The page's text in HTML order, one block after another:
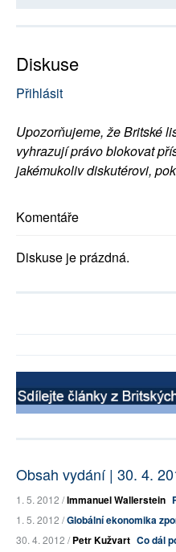
Diskuse
Přihlásit
Upozorňujeme, že Britské
vyhrazují právo blokovat
jakémukoliv diskutérovi,
Komentáře
Diskuse je prázdná.
Obsah vydání | 30. 4.
1. 5. 2012 /Immanuel Wallerstein
1. 5. 2012 /Globální ekonomika
30. 4. 2012 /Petr Kužvart Co dál